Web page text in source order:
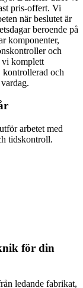
pris-offert. Vi
när beslutet är
beroende på
komponenter,
och
vi komplett
och
arbetet med
tidskontroll.
för din
ledande fabrikat,